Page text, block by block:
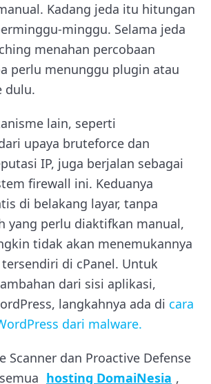
Kadang jeda itu hitungan
minggu. Selama jeda
menahan percobaan
perlu menunggu plugin atau
dulu.
lain, seperti
upaya bruteforce dan
IP, juga berjalan sebagai
firewall ini. Keduanya
di belakang layar, tanpa
yang perlu diaktifkan manual,
tidak akan menemukannya
di cPanel. Untuk
dari sisi aplikasi,
langkahnya ada di cara
dari malware.
Scanner dan Proactive Defense
hosting DomaiNesia ,